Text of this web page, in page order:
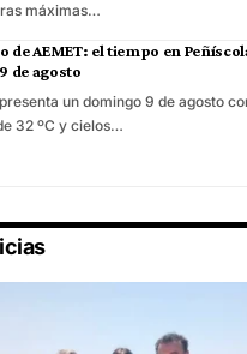
máximas…
de AEMET: el tiempo en
de agosto
un domingo 9 de agosto
32 ºC y cielos…